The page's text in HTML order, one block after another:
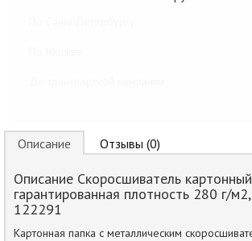
Описание Отзывы (0)
Описание Скоросшиватель
гарантированная плотность 280 г/
122291
Картонная папка с металлическим